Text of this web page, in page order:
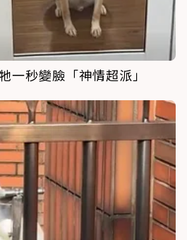
一秒變臉「神情超派」